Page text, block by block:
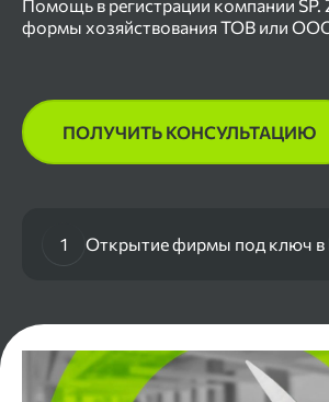
Помощь в регистрации компании SP.
формы хозяйствования ТОВ или
ПОЛУЧИТЬ КОНСУЛЬТАЦИЮ
1 Открытие фирмы под ключ